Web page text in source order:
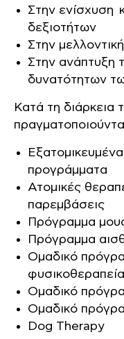
Στην ενίσχυση
δεξιοτήτων
Στην
Στην ανάπτυξη
δυνατότητων
Κατά τη διάρκεια
προγράμματα
Ατομικές
παρεμβάσεις
Πρόγραμμα
Πρόγραμμα
Ομαδικό
Ομαδικό
Ομαδικό
Dog Therapy